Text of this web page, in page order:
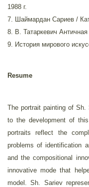
1988 г.
7. Шаймардан Сариев /
8. В. Татаркевич
9. История мирового
Resume
The portrait painting of Sh.
to the development of
portraits reflect the
problems of identification
and the compositional
innovative mode that
model. Sh. Sariev